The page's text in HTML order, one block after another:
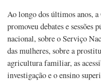
Ao longo dos últimos anos,
promoveu debates e sessões
nacional, sobre o Serviço
das mulheres, sobre a
agricultura familiar, as
investigação e o ensino